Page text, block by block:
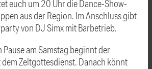
euch um 20 Uhr die Dance-Show-
aus der Region. Im Anschluss gibt
von DJ Simx mit Barbetrieb.
am Samstag beginnt der
Zeltgottesdienst. Danach könnt